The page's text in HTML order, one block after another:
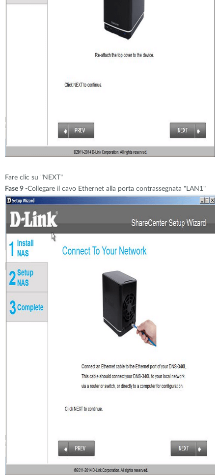
Fare clic su "NEXT"
Fase 9 -Collegare il cavo Ethernet alla porta contrassegnata "LAN1"